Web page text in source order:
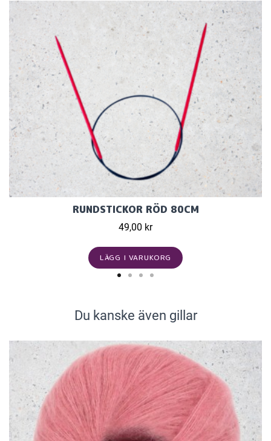
RUNDSTICKOR RÖD 80CM
49,00 kr
LÄGG I VARUKORG
Du kanske även gillar